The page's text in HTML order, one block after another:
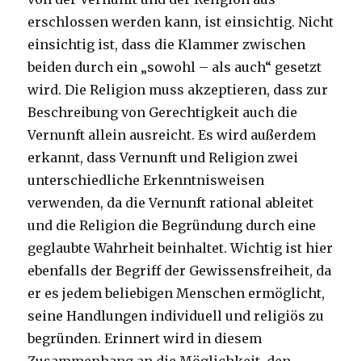
erschlossen werden kann, ist einsichtig. Nicht
einsichtig ist, dass die Klammer zwischen
beiden durch ein „sowohl – als auch“ gesetzt
wird. Die Religion muss akzeptieren, dass zur
Beschreibung von Gerechtigkeit auch die
Vernunft allein ausreicht. Es wird außerdem
erkannt, dass Vernunft und Religion zwei
unterschiedliche Erkenntnisweisen
verwenden, da die Vernunft rational ableitet
und die Religion die Begründung durch eine
geglaubte Wahrheit beinhaltet. Wichtig ist hier
ebenfalls der Begriff der Gewissensfreiheit, da
er es jedem beliebigen Menschen ermöglicht,
seine Handlungen individuell und religiös zu
begründen. Erinnert wird in diesem